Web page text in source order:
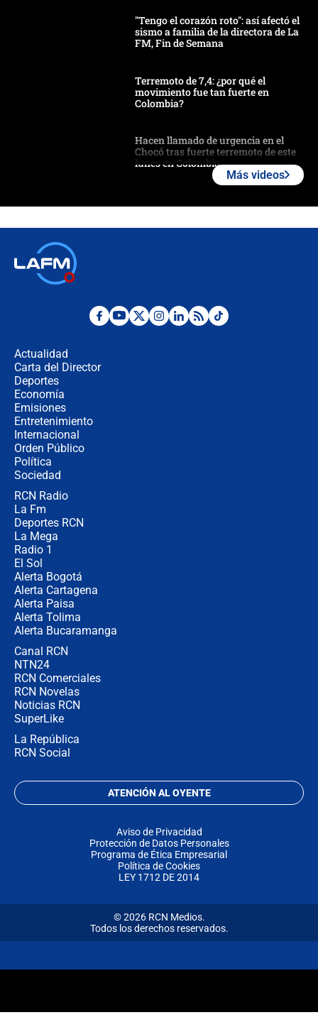
"Tengo el corazón roto": así afectó el
sismo a familia de la directora de La
FM, Fin de Semana
Terremoto de 7,4: ¿por qué el
movimiento fue tan fuerte en
Colombia?
Hacen llamado de urgencia en el
Chocó tras fuerte terremoto de este
lunes en Colombia
Fuerte temblor en Colombia hoy:
Más videos
Actualidad
Carta del Director
Deportes
Economía
Emisiones
Entretenimiento
Internacional
Orden Público
Política
Sociedad
RCN Radio
La Fm
Deportes RCN
La Mega
Radio 1
El Sol
Alerta Bogotá
Alerta Cartagena
Alerta Paisa
Alerta Tolima
Alerta Bucaramanga
Canal RCN
NTN24
RCN Comerciales
RCN Novelas
Noticias RCN
SuperLike
La República
RCN Social
ATENCIÓN AL OYENTE
Aviso de Privacidad
Protección de Datos Personales
Programa de Ética Empresarial
Política de Cookies
LEY 1712 DE 2014
© 2026 RCN Medios.
Todos los derechos reservados.